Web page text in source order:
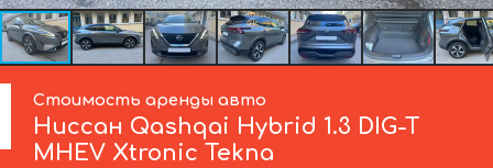
Стоимость аренды авто
Ниссан Qashqai Hybrid 1.3 DIG-T
MHEV Xtronic Tekna